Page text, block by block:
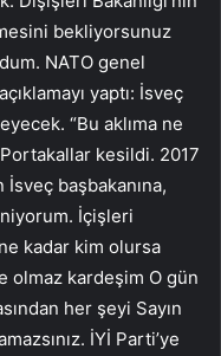
bekliyorsunuz
NATO genel
yaptı: İsveç
“Bu aklıma ne
kesildi. 2017
başbakanına,
İçişleri
kadar kim olursa
olmaz kardeşim O gün
her şeyi Sayın
İYİ Parti’ye